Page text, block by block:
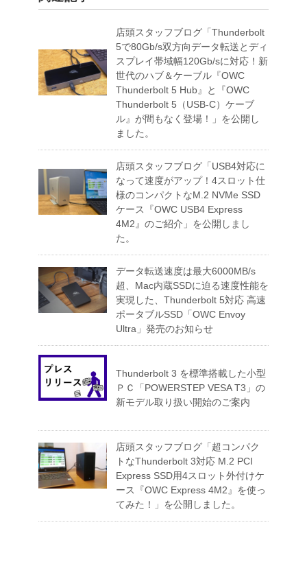
店頭スタッフブログ「Thunderbolt
5で80Gb/s双方向データ転送とディ
スプレイ帯域幅120Gb/sに対応！新
世代のハブ＆ケーブル『OWC
Thunderbolt 5 Hub』と『OWC
Thunderbolt 5（USB-C）ケーブ
ル』が間もなく登場！」を公開し
ました。
店頭スタッフブログ「USB4対応に
なって速度がアップ！4スロット仕
様のコンパクトなM.2 NVMe SSD
ケース『OWC USB4 Express
4M2』のご紹介」を公開しまし
た。
データ転送速度は最大6000MB/s
超、Mac内蔵SSDに迫る速度性能を
実現した、Thunderbolt 5対応 高速
ポータブルSSD「OWC Envoy
Ultra」発売のお知らせ
Thunderbolt 3 を標準搭載した小型
ＰＣ「POWERSTEP VESA T3」の
新モデル取り扱い開始のご案内
店頭スタッフブログ「超コンパク
トなThunderbolt 3対応 M.2 PCI
Express SSD用4スロット外付けケ
ース『OWC Express 4M2』を使っ
てみた！」を公開しました。